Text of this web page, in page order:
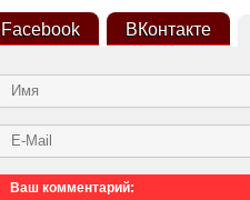
Facebook ВКонтакте
Ваш комментарий: